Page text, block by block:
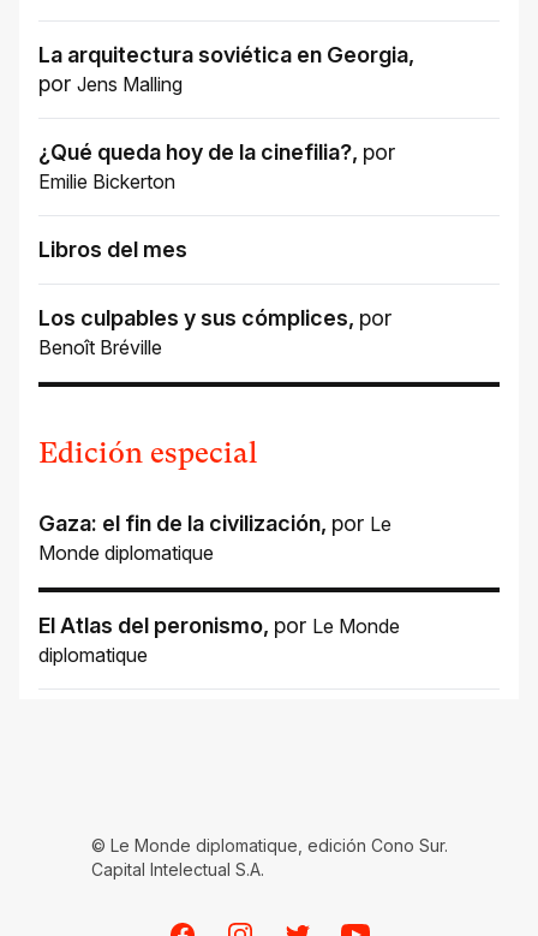
La arquitectura soviética en Georgia,
por Jens Malling
¿Qué queda hoy de la cinefilia?, por
Emilie Bickerton
Libros del mes
Los culpables y sus cómplices, por
Benoît Bréville
Edición especial
Gaza: el fin de la civilización, por Le
Monde diplomatique
El Atlas del peronismo, por Le Monde
diplomatique
© Le Monde diplomatique, edición Cono Sur.
Capital Intelectual S.A.